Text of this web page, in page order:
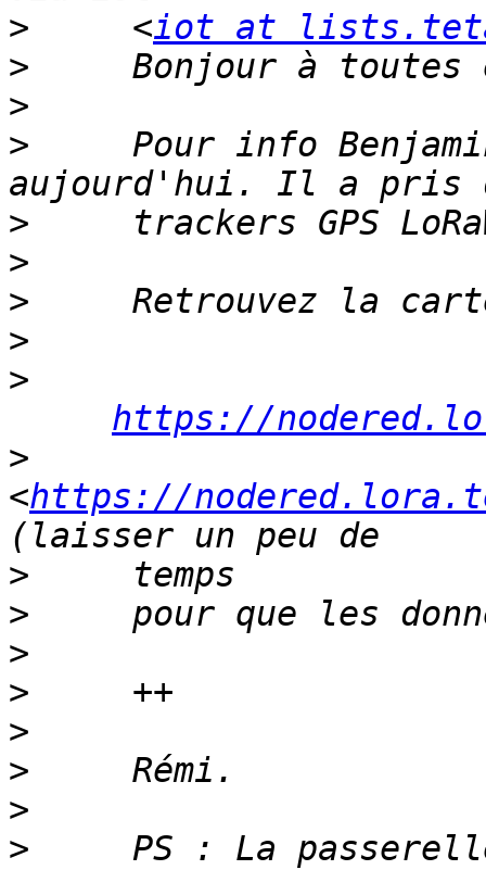
>
     <
iot at
>
>
>
Pour info
>
>
>
>
>
https://
>
<https://
>
>
>
>
>
>
>
>
PS : La